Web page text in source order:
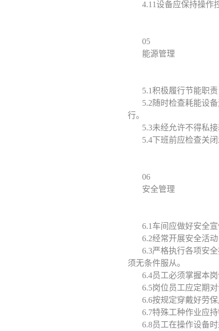
4.11设备应保持操作
05
能源管理
5.1积极履行节能职
5.2随时检查耗能设
行。
5.3未经允许不得私
5.4下班前应检查关
06
安全管理
6.1车间应做好安全
6.2经常开展安全活
6.3严格执行各项安
须无条件服从。
6.4员工必须掌握本
6.5岗位员工应定期
6.6按规定穿戴好劳
6.7特殊工种作业应
6.8员工在操作设备